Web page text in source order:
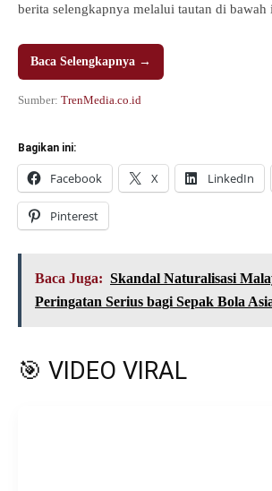
berita selengkapnya melalui tautan di bawah
Baca Selengkapnya →
Sumber: TrenMedia.co.id
Bagikan ini:
Facebook X LinkedIn
Pinterest
Baca Juga: Skandal Naturalisasi
Peringatan Serius bagi Sepak Bola
🎯 VIDEO VIRAL